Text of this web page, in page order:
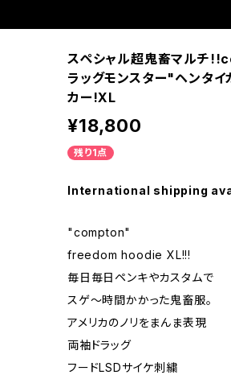
スペシャル超鬼畜マルチ
ラッグモンスター"ヘンタイ
カー!XL
¥18,800
残り1点
International shipping
"compton"
freedom hoodie XL!!!
毎日毎日ペンキやカスタムで
スゲ〜時間かかった鬼畜服。
アメリカのノリをまんま表現
両袖ドラッグ
フードLSDサイケ刺繍